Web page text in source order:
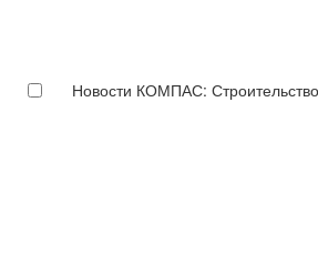
Новости КОМПАС: Строительство